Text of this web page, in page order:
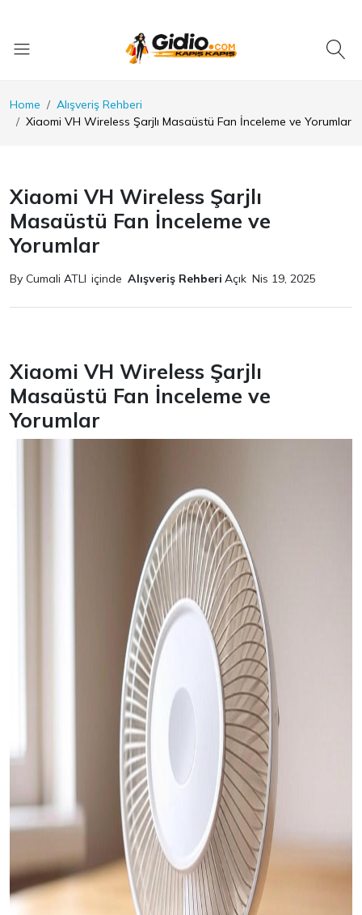
Home
Alışveriş Rehberi
Xiaomi VH Wireless Şarjlı Masaüstü Fan İnceleme ve Yorumlar
Xiaomi VH Wireless Şarjlı
Masaüstü Fan İnceleme ve
Yorumlar
By Cumali ATLI içinde Alışveriş Rehberi Açık Nis 19, 2025
Xiaomi VH Wireless Şarjlı
Masaüstü Fan İnceleme ve
Yorumlar